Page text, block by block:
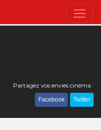
Partagez vos envies cinéma :
Facebook Twitter